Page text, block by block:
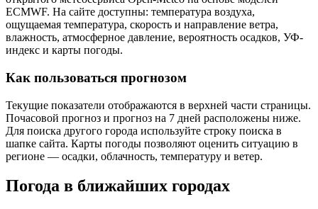
ECMWF. На сайте доступны: температура воздуха,
ощущаемая температура, скорость и направление ветра,
влажность, атмосферное давление, вероятность осадков, УФ-
индекс и карты погоды.
Как пользоваться прогнозом
Текущие показатели отображаются в верхней части страницы.
Почасовой прогноз и прогноз на 7 дней расположены ниже.
Для поиска другого города используйте строку поиска в
шапке сайта. Карты погоды позволяют оценить ситуацию в
регионе — осадки, облачность, температуру и ветер.
Погода в ближайших городах